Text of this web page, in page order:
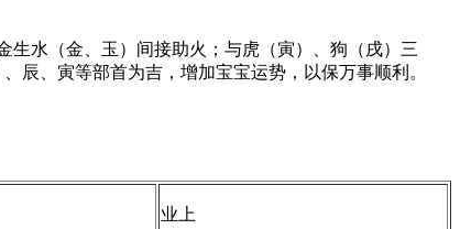
水（金、玉）间接助火；与虎（寅）、狗（戌）三
辰、寅等部首为吉，增加宝宝运势，以保万事顺利。
业上